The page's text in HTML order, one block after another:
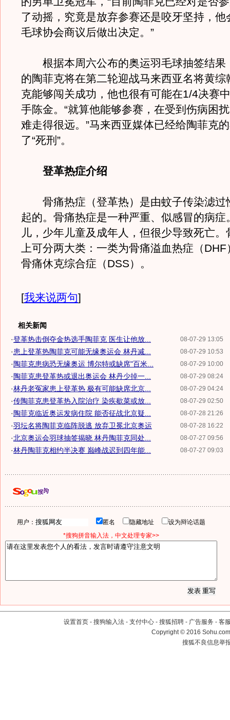
了动摇，究竟是放弃参赛还是咬牙坚持，他
毛球协会商议后做出决定。”
根据本周六公布的奥运羽毛球抽签结果
的陶菲克将在第二轮迎战马来西亚名将黄综
克能够闯关成功，他也很有可能在1/4决赛
手陈金。“就算他能够参赛，在受到伤病困
难走得很远。”马来西亚媒体已经给陶菲克
了“死刑”。
登革热症介绍
骨痛热症（登革热）是由蚊子传染滤过
起的。骨痛热症是一种严重、似感冒的病症
儿，少年儿童及成年人，但很少导致死亡。
上可分两大类：一类为骨痛溢血热症（DHF
骨痛休克综合症（DSS）。
[我来说两句]
相关新闻
08-07-29 13:05
·登革热击倒夺金热选手陶菲克 医生让他放...
08-07-29 10:53
·患上登革热陶菲克可能无缘奥运会 林丹减...
08-07-29 10:00
· 陶菲克患病恐无缘奥运 博尔特或缺席"百米...
08-07-29 08:24
· 陶菲克患登革热或退出奥运会 林丹少掉一...
08-07-29 04:24
·林丹老冤家患上登革热 极有可能缺席北京...
08-07-29 02:50
·传陶菲克患登革热入院治疗 染疾歇菜或放...
08-07-28 21:26
· 陶菲克临近奥运发病住院 能否征战北京疑...
08-07-28 16:22
·羽坛名将陶菲克临阵脱逃 放弃卫冕北京奥运
08-07-27 09:56
·北京奥运会羽球抽签揭晓 林丹陶菲克同处...
08-07-27 09:03
·林丹陶菲克相约半决赛 巅峰战迟到四年能...
用户： 匿名 隐藏地址
设为辩论话题
*搜狗拼音输入法，中文处理专家>>
设置首页 - 搜狗输入法 - 支付中心 - 搜狐招聘 - 广告服务 - 客
Copyright©2016
搜狐不良信息举